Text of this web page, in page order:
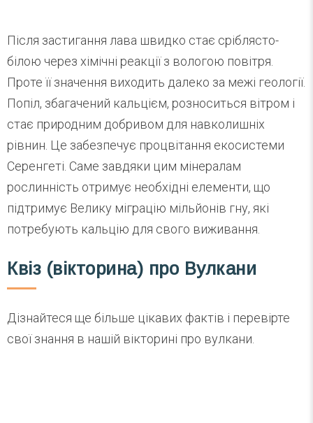
Після застигання лава швидко стає сріблясто-
білою через хімічні реакції з вологою повітря.
Проте її значення виходить далеко за межі геології.
Попіл, збагачений кальцієм, розноситься вітром і
стає природним добривом для навколишніх
рівнин. Це забезпечує процвітання екосистеми
Серенгеті. Саме завдяки цим мінералам
рослинність отримує необхідні елементи, що
підтримує Велику міграцію мільйонів гну, які
потребують кальцію для свого виживання.
Квіз (вікторина) про Вулкани
Дізнайтеся ще більше цікавих фактів і перевірте
свої знання в нашій вікторині про вулкани.